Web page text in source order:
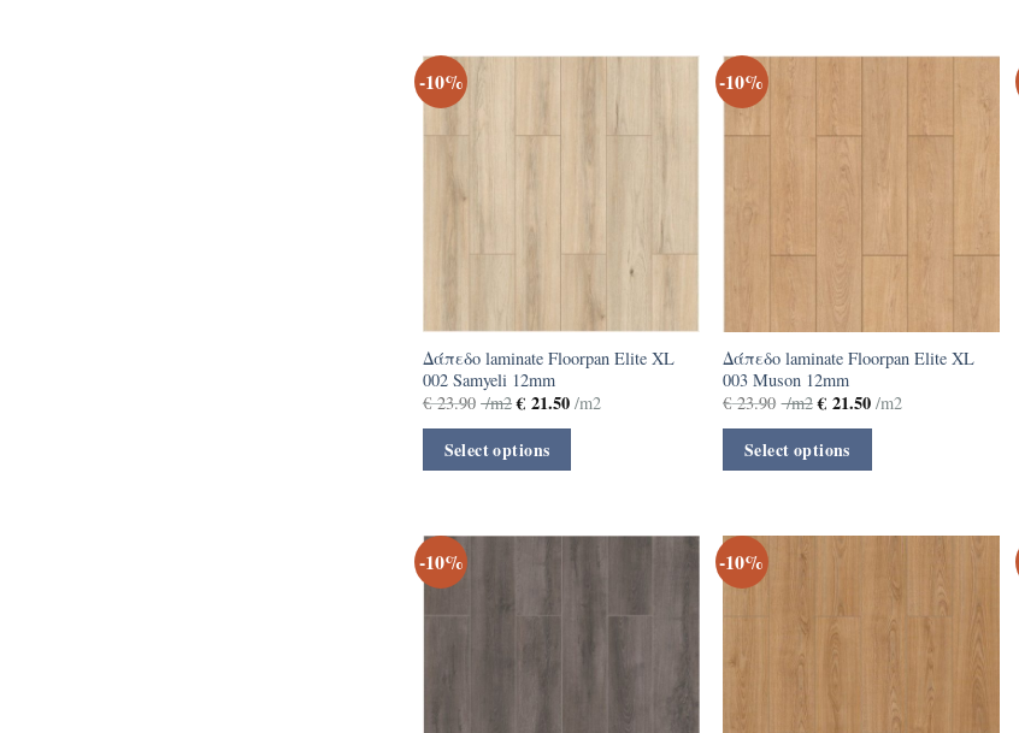
-10%
Δάπεδο laminate Floorpan Elite XL
002 Samyeli 12mm
€23.90 /m2 € 21.50 /m2
Select options
-10%
Δάπεδο laminate Floorpan Elite XL
003 Muson 12mm
€23.90 /m2 €21.50/m2
Select options
-10% -10%